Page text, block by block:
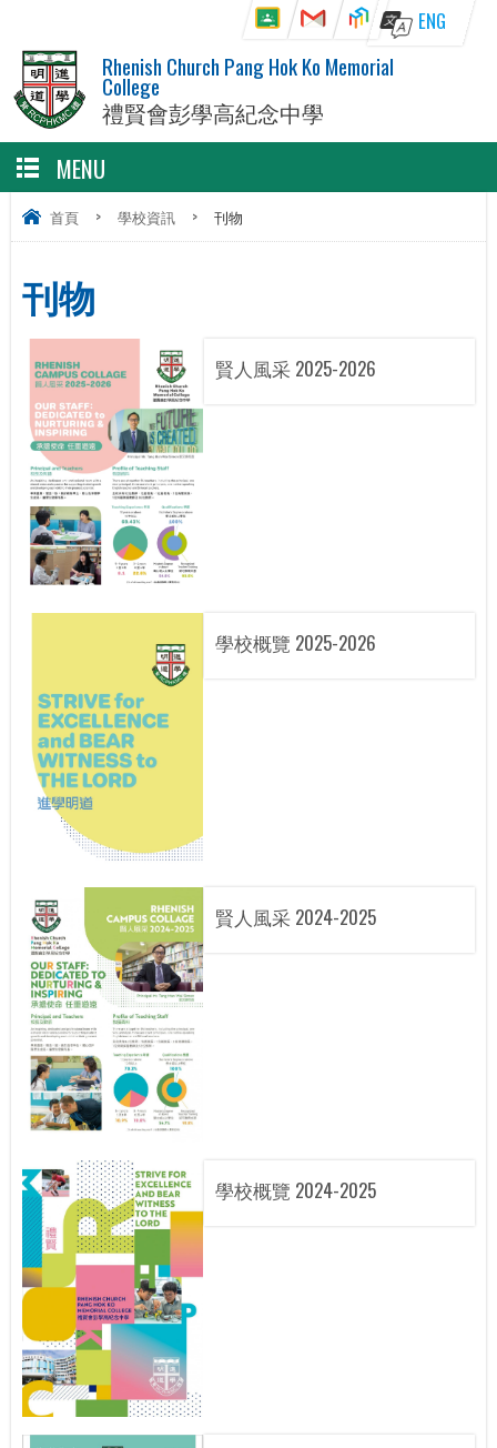
Rhenish Church Pang Hok Ko Memorial
College
禮賢會彭學高紀念中學
ENG
MENU
首頁 > 學校資訊 > 刊物
刊物
賢人風采 2025-2026
學校概覽 2025-2026
賢人風采 2024-2025
學校概覽 2024-2025